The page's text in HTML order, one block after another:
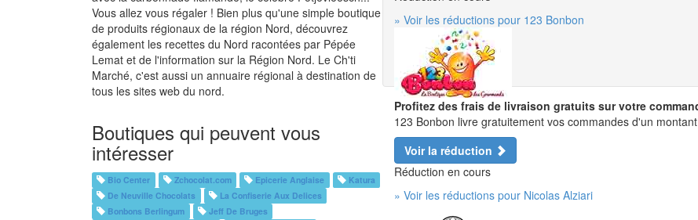
Vous allez vous régaler ! Bien plus qu'une simple boutique
de produits régionaux de la région Nord, découvrez
également les recettes du Nord racontées par Pépée
Lemat et de l'information sur la Région Nord. Le Ch'ti
Marché, c'est aussi un annuaire régional à destination de
tous les sites web du nord.
Boutiques qui peuvent vous
intéresser
Bio Center Zchocolat.com Epicerie Anglaise
Katura
De Neuville Chocolats
La Confiserie Aux Delices
Bonbons Berlingum
Jeff De Bruges
» Voir les réductions pour 123 Bonbon
Profitez des frais de livraison gratuits sur votre
123 Bonbon livre gratuitement vos commandes d'un
Voir la réduction
Réduction en cours
» Voir les réductions pour Nicolas Alziari